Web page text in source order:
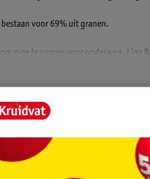
voor 69% uit granen.
mee te nemen voor onderweg. Liga
vier koekjes.
Score.